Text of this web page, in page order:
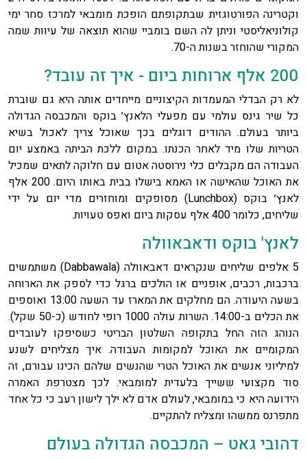
וקטרינה הפורטוגזית שבתקופתם הופכת מומבאי למרכז סחר ימי
קולוניאליסטי וניתן לה השם בומביי שהוא תוצאה של עיוות שמה
המקורי שהוחזר בשנות ה-70.
200 אלף ארוחות ביום - איך זה עובד?
לא רק הבדלי המעמדות הקיצוניים מייחדים אותה היא גם שוברת
כל שיר גינס עולמי עם מפעלי הלאנץ׳ בוקס והמכבסה הגדולה
ביותר בעולם. ההודים דוגלים בכך שאוכל צריך לאכול בשיא
הטריות שלו מיד לאחר הכנתו. במקום ללכת הביתה באמצע יום
העבודה הם מקבלים כלי נירוסטה אטום עם חלוקה לתאים שמכיל
את האוכל שהאישה או האמא בישלו בבית באותו היום. 200 אלף
לאנץ׳ בוקס (Lunchbox) מסופקים ומוחזרים מדי יום על ידי
שליחים, כלומר 400 אלף עסקות ביום ואפס טעויות.
לאנץ' בוקס ודאבאוולה
5 אלפים שליחים שנקראים דאבאוולה (Dabbawala) משתמשים
ברכבות, רכבים, אופניים או הולכים ברגל כדי לספק את הארוחה
בשעה היעודה. הם מחלקים את המארז עד השעה 13:00 ואוספים
את הכלים ב-14:00. השרות עולה 1000 רופי לחודש (כ-50 שקל).
הנוהג הזה החל בתקופה השלטון הבריטי כשסיפקו לעובדים
המקומיים את האוכל למקומות העבודה. איך מצליחים לשנע
למיליוני אנשים את האוכל הטרי שהנשים שלהם הכינו עבורם, זה
סוד מקצועי ששייך בלעדית למומבאי. לכך מצטרפת האמרה
הידועה היא כי במומבאי, לעולם אדם לא ילך לישון רעב כי כל אחד
מתפרנס ממשהו ומצליח להתקיים.
דהובי גאט – המכבסה הגדולה בעולם